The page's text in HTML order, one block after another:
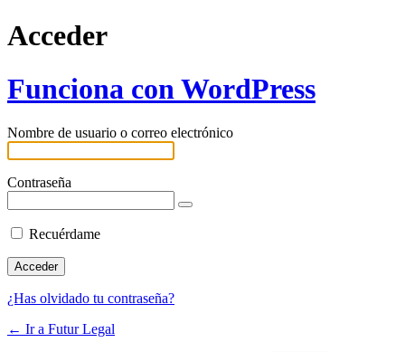
Acceder
Funciona con WordPress
Nombre de usuario o correo electrónico
Contraseña
Recuérdame
¿Has olvidado tu contraseña?
← Ir a Futur Legal